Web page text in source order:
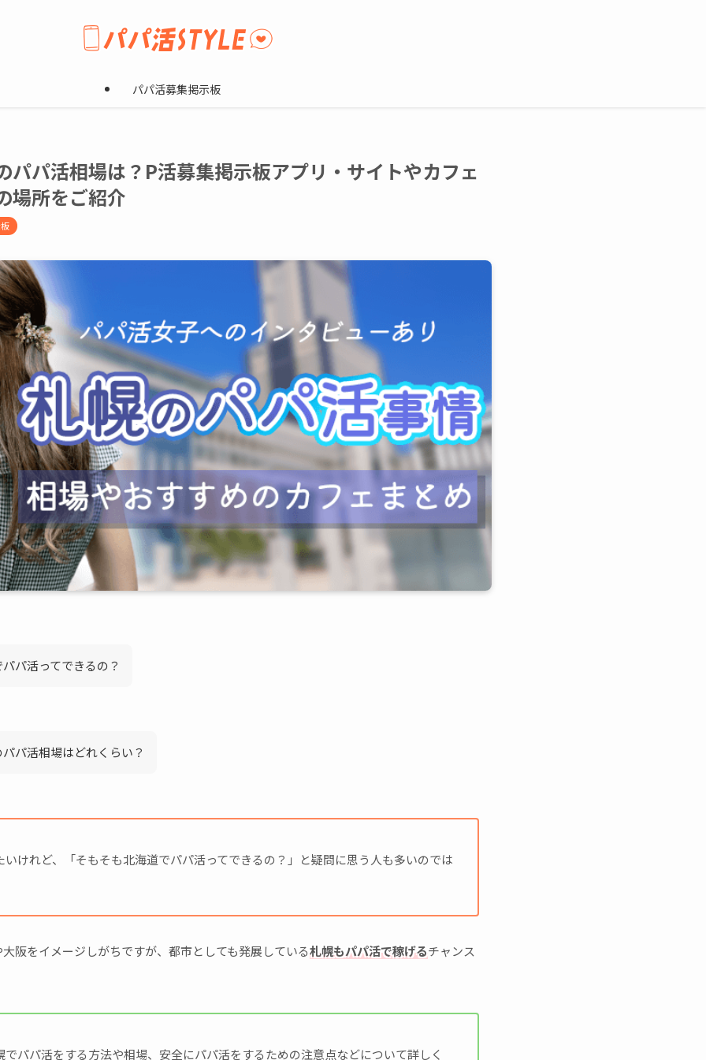
パパ活募集掲示板
パパ活相場は？P活募集掲示板アプリ・サイトやカフェ
場所をご紹介
パ活ってできるの？
パ活相場はどれくらい？
けれど、「そもそも北海道でパパ活ってできるの？」と疑問に思う人も多いのでは
阪をイメージしがちですが、都市としても発展している札幌もパパ活で稼げるチャンス
パパ活をする方法や相場、安全にパパ活をするための注意点などについて詳しく